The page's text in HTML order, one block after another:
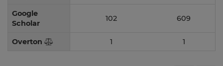
Google
Scholar
102 609
Overton 1 1